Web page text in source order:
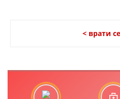
МЕЃУНАРОДНА
ЗДРАВСТВЕНО
< врати